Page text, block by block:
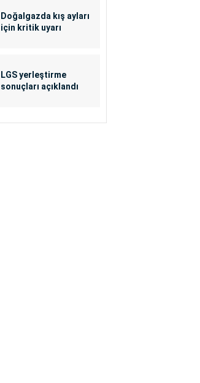
Doğalgazda kış ayları
için kritik uyarı
LGS yerleştirme
sonuçları açıklandı